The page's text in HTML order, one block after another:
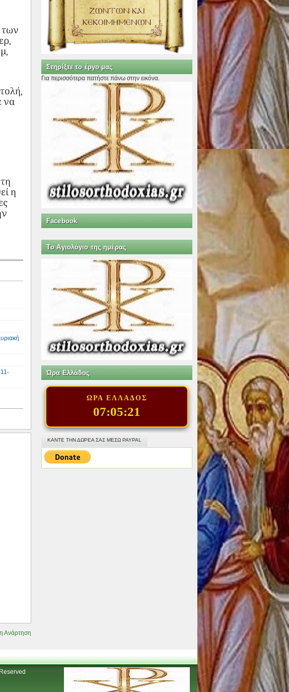
των
να
η
Ανάρτηση
Στηρίξτε το έργο μας
Για περισσότερα πατήστε πάνω στην εικόνα.
Facebook
Tο Αγιολόγιο της ημέρας
Ώρα Ελλάδος
ΩΡΑ ΕΛΛΑΔΟΣ
07:05:22
ΚΑΝΤΕ ΤΗΝ ΔΩΡΕΑ ΣΑΣ ΜΕΣΩ PAYPAL